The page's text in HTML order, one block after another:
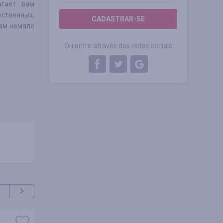
CADASTRAR-SE
Ou entre através das redes sociais
вам
немало